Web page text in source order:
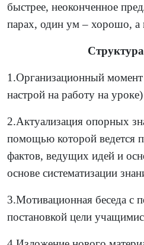
быстрее, неоконченное
парах, один ум – хорошо,
1.Организационный момент
настрой на работу на уроке)
2.Актуализация опорных
помощью которой ведется
фактов, ведущих идей и
основе систематизации
3.Мотивационная беседа с
постановкой цели